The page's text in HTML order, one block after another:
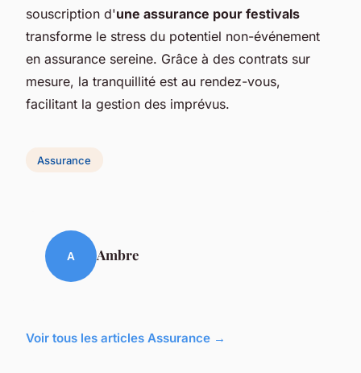
souscription d'une assurance pour festivals
transforme le stress du potentiel non-événement
en assurance sereine. Grâce à des contrats sur
mesure, la tranquillité est au rendez-vous,
facilitant la gestion des imprévus.
Assurance
A Ambre
Voir tous les articles Assurance →